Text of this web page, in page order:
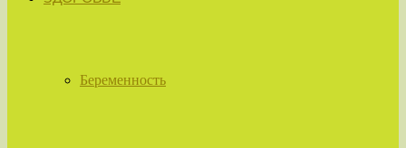
Беременность